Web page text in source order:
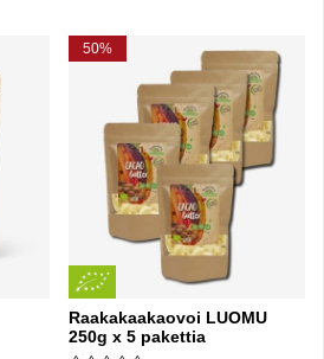
50%
Raakakaakaovoi LUOMU
250g x 5 pakettia